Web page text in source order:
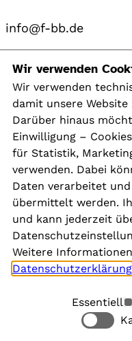
info@f-bb.de
Navigation
Kontakt
Presse
Aktuelles
Karriere
Newsletter
Social
Rechtliches
Wir verwenden
Wir verwenden
damit unsere
Darüber hinaus
Einwilligung –
für Statistik,
verwenden. Dabei
Daten verarbeitet
übermittelt werden.
und kann jederzeit
Weitere
Datenschutzerklärung
Essentiell